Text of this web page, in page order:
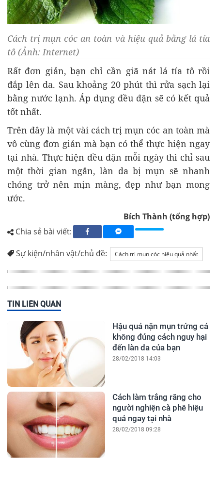
Cách trị mụn cóc an toàn và hiệu quả bằng lá tía
tô (Ảnh: Internet)
Rất đơn giản, bạn chỉ cần giã nát lá tía tô rồi
đắp lên da. Sau khoảng 20 phút thì rửa sạch lại
bằng nước lạnh. Áp dụng đều đặn sẽ có kết quả
tốt nhất.
Trên đây là một vài cách trị mụn cóc an toàn mà
vô cùng đơn giản mà bạn có thể thực hiện ngay
tại nhà. Thực hiện đều đặn mỗi ngày thì chỉ sau
một thời gian ngắn, làn da bị mụn sẽ nhanh
chóng trở nên mịn màng, đẹp như bạn mong
ước.
Bích Thành (tổng hợp)
Chia sẻ bài viết:
Sự kiện/nhân vật/chủ đề: Cách trị mụn cóc hiệu quả nhất
TIN LIÊN QUAN
Hậu quả nặn mụn trứng cá
không đúng cách nguy hại
đến làn da của bạn
28/02/2018 14:03
Cách làm trắng răng cho
người nghiện cà phê hiệu
quả ngay tại nhà
28/02/2018 09:28